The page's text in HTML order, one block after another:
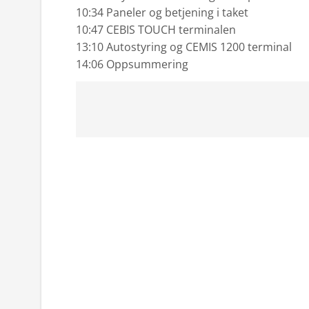
10:34 Paneler og betjening i taket
10:47 CEBIS TOUCH terminalen
13:10 Autostyring og CEMIS 1200 terminal
14:06 Oppsummering